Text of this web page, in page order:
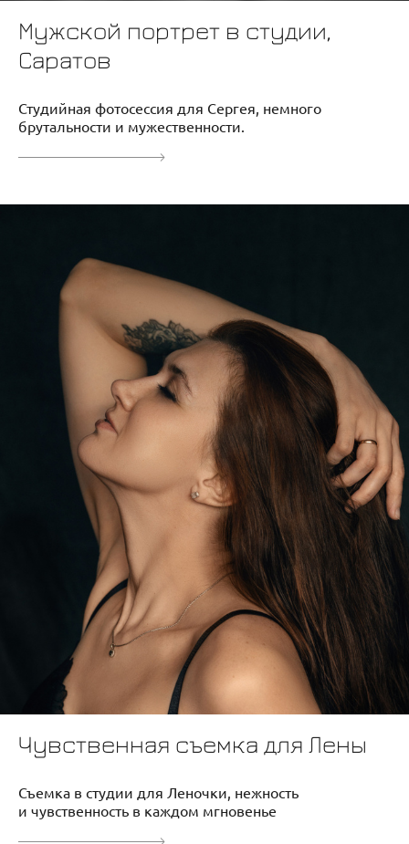
Мужской портрет в студии,
Саратов
Студийная фотосессия для Сергея, немного
брутальности и мужественности.
Чувственная съемка для Лены
Съемка в студии для Леночки, нежность
и чувственность в каждом мгновенье